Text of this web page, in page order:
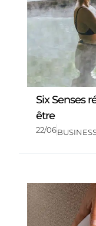
Six Senses
être
22/06